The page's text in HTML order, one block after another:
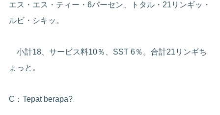
エス・エス・ティー・6パーセン、トタル・21リンギッ・
ルビ・シキッ。
小計18、サービス料10％、SST 6％。合計21リンギち
ょっと。
C：Tepat berapa?